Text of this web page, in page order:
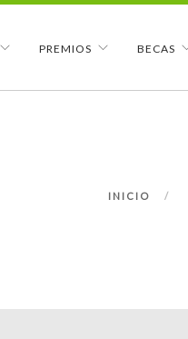
PREMIOS BECAS
INICIO